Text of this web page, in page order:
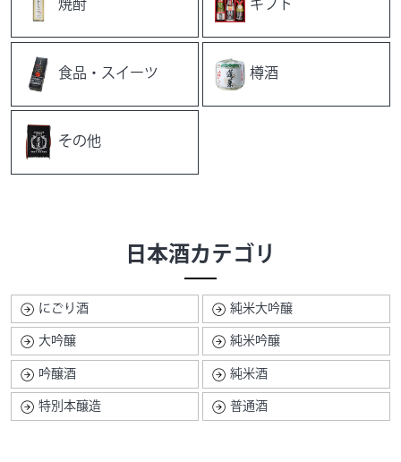
焼酎 ギフト
食品・スイーツ 樽酒
その他
日本酒カテゴリ
にごり酒
純米大吟醸
大吟醸
純米吟醸
吟醸酒
純米酒
特別本醸造
普通酒